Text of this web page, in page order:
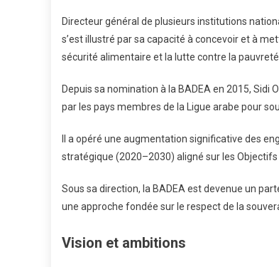
Directeur général de plusieurs institutions
s’est illustré par sa capacité à concevoir et à
sécurité alimentaire et la lutte contre la pauvreté.
Depuis sa nomination à la BADEA en 2015,
par les pays membres de la Ligue arabe pour
Il a opéré une augmentation significative des
stratégique (2020–2030) aligné sur les Objectifs
Sous sa direction, la BADEA est devenue un
une approche fondée sur le respect de la
Vision et ambitions